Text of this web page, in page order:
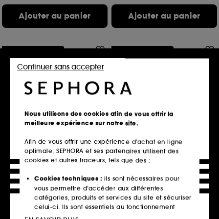
Ajouter au panier Ajouter au panier
Crème Solaire Visage
SPF50+
Crème solaire
59
32,20€
Prix d'origine : 46,00€
64,40€ 100ml
Ajouter au panier
Yes I Am Bloom Up
176
57,40€
Prix d'origine : 82,00€ -30%
114,80€ /100ml
2 contenances disponibles
Ajouter au panier
Nous utilisons des cookies afin de vous offrir la
meilleure expérience sur notre site.
Afin de vous offrir une expérience d’achat en ligne
optimale, SEPHORA et ses partenaires utilisent des
cookies et autres traceurs, tels que des :
Cookies techniques : ils sont nécessaires pour
vous permettre d’accéder aux différentes
catégories, produits et services du site et sécuriser
celui-ci. Ils sont essentiels au fonctionnement
technique du site et ne peuvent être désactivés.
Continuer sans accepter